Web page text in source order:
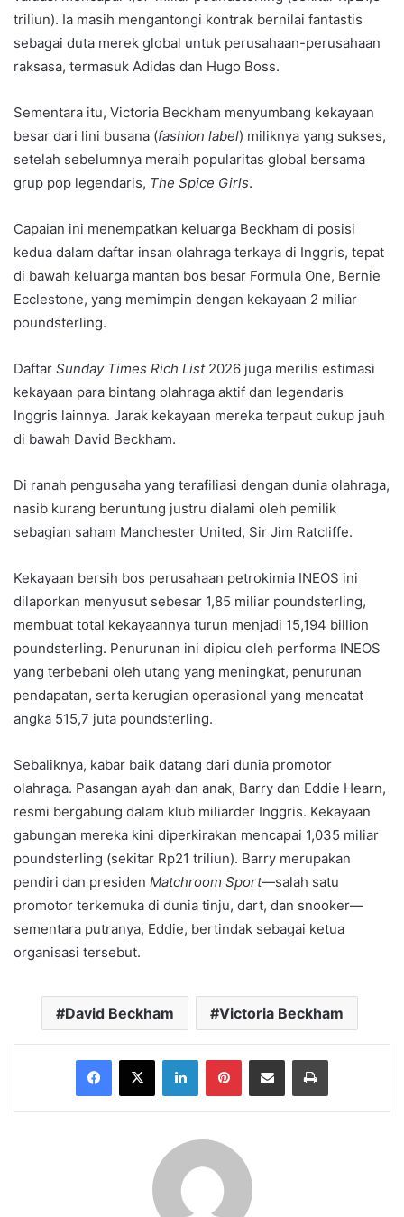
triliun). Ia masih mengantongi kontrak bernilai fantastis
sebagai duta merek global untuk perusahaan-perusahaan
raksasa, termasuk Adidas dan Hugo Boss.
Sementara itu, Victoria Beckham menyumbang kekayaan
besar dari lini busana (fashion label) miliknya yang sukses,
setelah sebelumnya meraih popularitas global bersama
grup pop legendaris, The Spice Girls.
Capaian ini menempatkan keluarga Beckham di posisi
kedua dalam daftar insan olahraga terkaya di Inggris, tepat
di bawah keluarga mantan bos besar Formula One, Bernie
Ecclestone, yang memimpin dengan kekayaan 2 miliar
poundsterling.
Daftar Sunday Times Rich List2026 juga merilis estimasi
kekayaan para bintang olahraga aktif dan legendaris
Inggris lainnya. Jarak kekayaan mereka terpaut cukup jauh
di bawah David Beckham.
Di ranah pengusaha yang terafiliasi dengan dunia olahraga,
nasib kurang beruntung justru dialami oleh pemilik
sebagian saham Manchester United, Sir Jim Ratcliffe.
Kekayaan bersih bos perusahaan petrokimia INEOS ini
dilaporkan menyusut sebesar 1,85 miliar poundsterling,
membuat total kekayaannya turun menjadi 15,194 billion
poundsterling. Penurunan ini dipicu oleh performa INEOS
yang terbebani oleh utang yang meningkat, penurunan
pendapatan, serta kerugian operasional yang mencatat
angka 515,7 juta poundsterling.
Sebaliknya, kabar baik datang dari dunia promotor
olahraga. Pasangan ayah dan anak, Barry dan Eddie Hearn,
resmi bergabung dalam klub miliarder Inggris. Kekayaan
gabungan mereka kini diperkirakan mencapai 1,035 miliar
poundsterling (sekitar Rp21 triliun). Barry merupakan
pendiri dan presiden Matchroom Sport—salah satu
promotor terkemuka di dunia tinju, dart, dan snooker—
sementara putranya, Eddie, bertindak sebagai ketua
organisasi tersebut.
David Beckham Victoria Beckham
Facebook
X LinkedInPinterestShare via Email Print